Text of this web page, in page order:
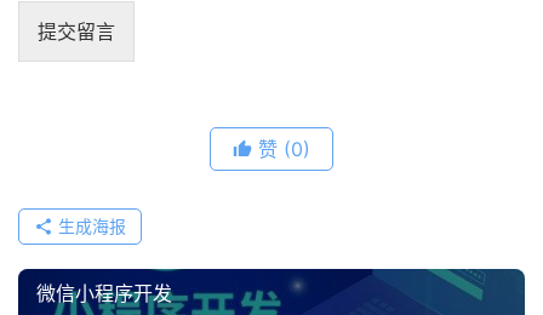
联提交留言
赞 (0)
生成海报
微信小程序开发